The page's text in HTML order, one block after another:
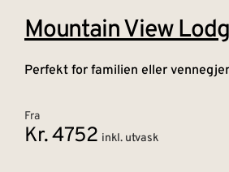
Mountain View
Perfekt for familien eller
Fra
Kr. 4752 inkl. utvask